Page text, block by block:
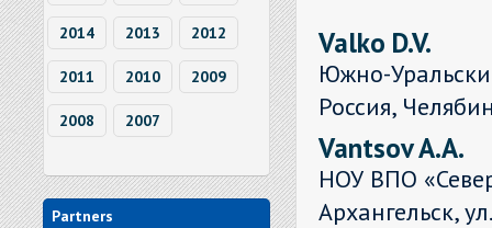
2014 2013 2012
2011 2010 2009
2008 2007
Partners
Valko D.V.
Южно-
Россия,
Vantsov A.A.
НОУ ВПО
Архангельск,